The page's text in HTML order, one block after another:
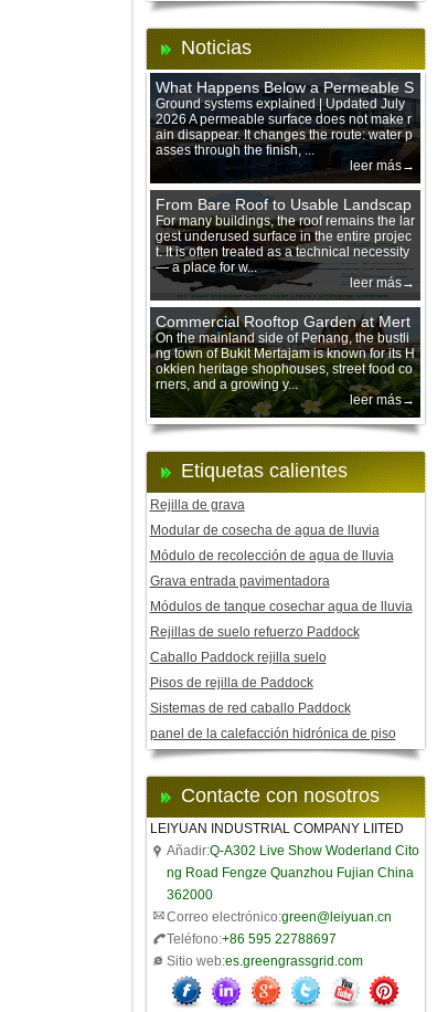
Noticias
What Happens Below a Permeable S
urface During Heavy Rain?
Ground systems explained | Updated July
2026 A permeable surface does not make r
ain disappear. It changes the route: water p
asses through the finish, ...
leer más→
From Bare Roof to Usable Landscap
e: Designing with 200 mm Green Ro
of Trays
For many buildings, the roof remains the lar
gest underused surface in the entire projec
t. It is often treated as a technical necessity
— a place for w...
leer más→
Commercial Rooftop Garden at Mert
ajam Urban Mall, Penang Mainland
On the mainland side of Penang, the bustli
ng town of Bukit Mertajam is known for its H
okkien heritage shophouses, street food co
rners, and a growing y...
leer más→
Etiquetas calientes
Rejilla de grava
Modular de cosecha de agua de lluvia
Módulo de recolección de agua de lluvia
Grava entrada pavimentadora
Módulos de tanque cosechar agua de lluvia
Rejillas de suelo refuerzo Paddock
Caballo Paddock rejilla suelo
Pisos de rejilla de Paddock
Sistemas de red caballo Paddock
panel de la calefacción hidrónica de piso
Contacte con nosotros
LEIYUAN INDUSTRIAL COMPANY LIITED
Añadir:Q-A302 Live Show Woderland Cito
ng Road Fengze Quanzhou Fujian China
362000
Correo electrónico:green@leiyuan.cn
Teléfono:+86 595 22788697
Sitio web:es.greengrassgrid.com